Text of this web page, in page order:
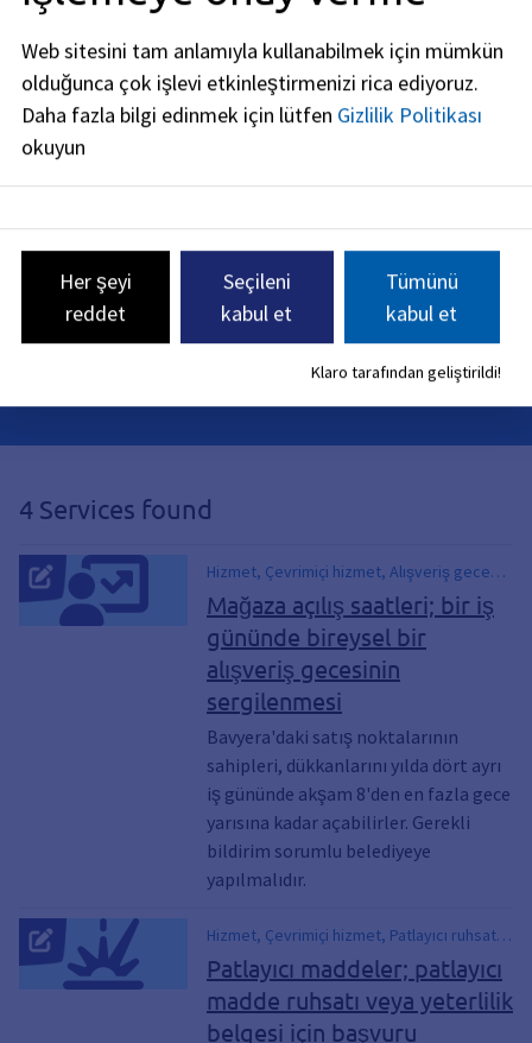
Telefonla ulaşılabilirlik:
Pazartesi: 08:00 - 16:00
Salı - Perşembe: 08:00 - 15:30
Cuma: 08:00 - 12:00
ordnungsbehoerde@stadt.erlangen.de
0913186 09131
4 Services found
Hizmet, Çevrimiçi hizmet, Alışveriş gecesi,
Mağaza açılışı, Uzun bir gece, Gece
alışverişi, gece geç saatlerde alışveriş
Mağaza açılış saatleri; bir iş
gününde bireysel bir
alışveriş gecesinin
sergilenmesi
Bavyera'daki satış noktalarının
sahipleri, dükkanlarını yılda dört ayrı
iş gününde akşam 8'den en fazla gece
yarısına kadar açabilirler. Gerekli
bildirim sorumlu belediyeye
yapılmalıdır.
Hizmet, Çevrimiçi hizmet, Patlayıcı ruhsatı,
Patlayıcı ruhsatı
Patlayıcı maddeler; patlayıcı
madde ruhsatı veya yeterlilik
belgesi için başvuru
Web sitesini tam anlamıyla kullanabilmek için mümkün
olduğunca çok işlevi etkinleştirmenizi rica ediyoruz.
Daha fazla bilgi edinmek için lütfen Gizlilik Politikası
okuyun
Her şeyi
reddet
Seçileni
kabul et
Tümünü
kabul et
Klaro tarafından geliştirildi!